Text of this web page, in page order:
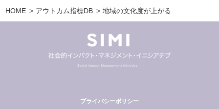
HOME アウトカム指標DB 地域の文化度が上がる
プライバシーポリシー